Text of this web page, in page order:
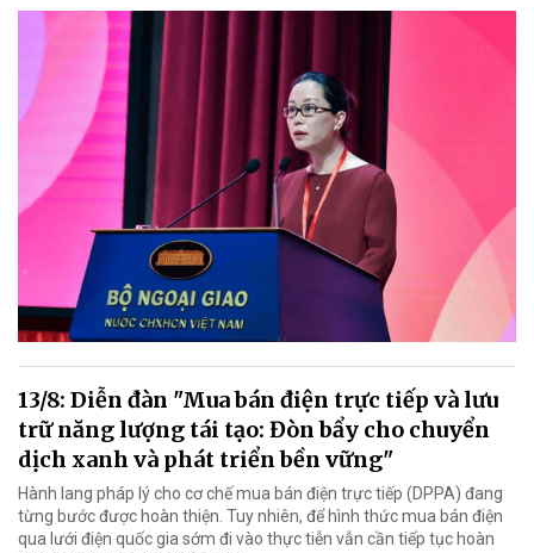
13/8: Diễn đàn "Mua bán điện trực tiếp và lưu
trữ năng lượng tái tạo: Đòn bẩy cho chuyển
dịch xanh và phát triển bền vững"
Hành lang pháp lý cho cơ chế mua bán điện trực tiếp (DPPA) đang
từng bước được hoàn thiện. Tuy nhiên, để hình thức mua bán điện
qua lưới điện quốc gia sớm đi vào thực tiễn vẫn cần tiếp tục hoàn